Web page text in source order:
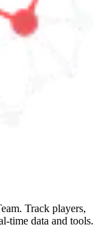
Track players,
time data and tools.